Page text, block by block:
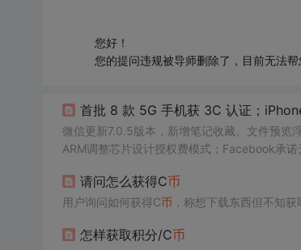
您好！
您的提问违规被导师删除了，目前无法帮
首批 8 款 5G 手机获 3C 认证；
微信更新7.0.5版本，新增笔记收藏、文件预览
ARM调整芯片设计授权费模式；Facebook承诺
请问怎么获得C币
用户询问如何获得C币 ，称想下载东西但不知
怎样获取积分/C币